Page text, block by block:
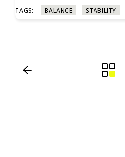
TAGS:
BALANCE STABILITY